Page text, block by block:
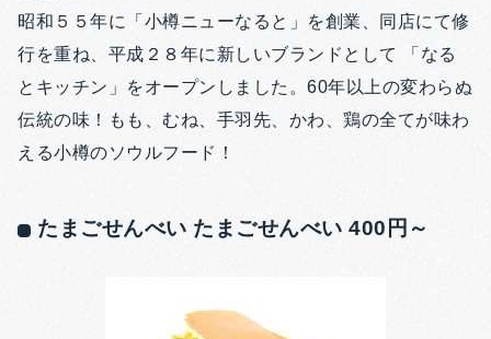
昭和５５年に「小樽ニューなると」を創業、同店にて修
行を重ね、平成２８年に新しいブランドとして 「なる
とキッチン」をオープンしました。60年以上の変わらぬ
伝統の味！もも、むね、手羽先、かわ、鶏の全てが味わ
える小樽のソウルフード！
たまごせんべい たまごせんべい 400円～